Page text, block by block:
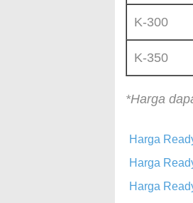
K-300
K-350
*Harga
Harga
Harga
Harga